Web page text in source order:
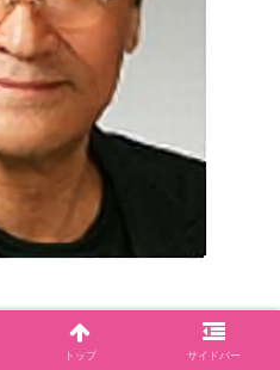
トップ サイドバー